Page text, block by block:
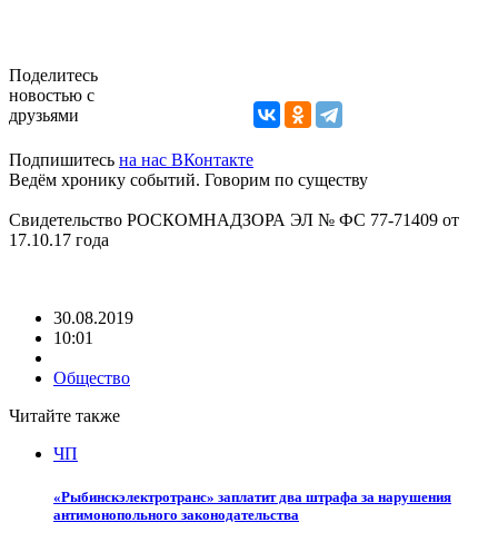
Поделитесь
новостью с
друзьями
Подпишитесь на нас ВКонтакте
Ведём хронику событий. Говорим по существу
Свидетельство РОСКОМНАДЗОРА ЭЛ № ФС 77-71409 от
17.10.17 года
30.08.2019
10:01
Общество
Читайте также
ЧП
«Рыбинскэлектротранс» заплатит два штрафа за нарушения
антимонопольного законодательства